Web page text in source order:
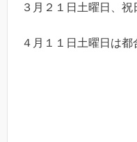
３月２１日土曜日、祝
４月１１日土曜日は都